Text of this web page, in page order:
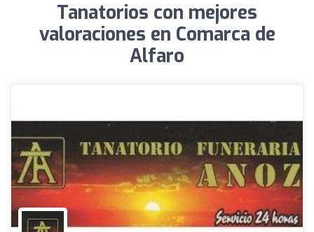
Tanatorios con mejores
valoraciones en Comarca de
Alfaro